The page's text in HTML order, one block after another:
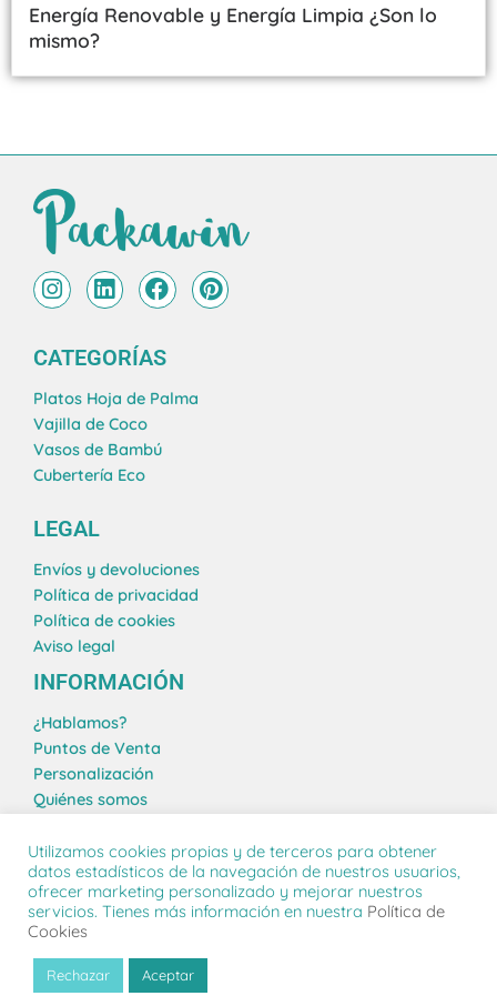
Energía Renovable y Energía Limpia ¿Son lo
mismo?
I
n
t
a
g
r
a
m
L
i
k
e
d
i
n
F
a
e
b
o
k
P
i
CATEGORÍAS
Platos Hoja de Palma
Vajilla de Coco
Vasos de Bambú
Cubertería Eco
LEGAL
Envíos y devoluciones
Política de privacidad
Política de cookies
Aviso legal
INFORMACIÓN
¿Hablamos?
Puntos de Venta
Personalización
Quiénes somos
PACKAWIN 24 S.L. © 2026 | Todos los derechos reservados
Utilizamos cookies propias y de terceros para obtener
datos estadísticos de la navegación de nuestros usuarios,
ofrecer marketing personalizado y mejorar nuestros
servicios. Tienes más información en nuestra Política de
Cookies
Rechazar Aceptar